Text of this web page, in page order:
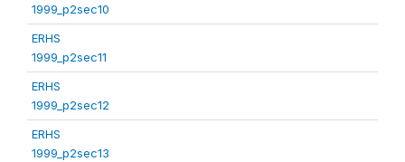
1999_p2sec10
ERHS
1999_p2sec11
ERHS
1999_p2sec12
ERHS
1999_p2sec13